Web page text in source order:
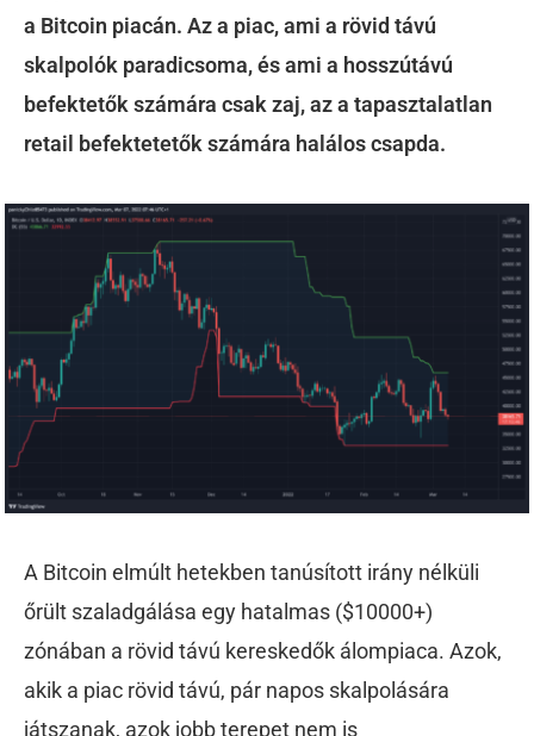
a Bitcoin piacán. Az a piac, ami a rövid távú
skalpolók paradicsoma, és ami a hosszútávú
befektetők számára csak zaj, az a tapasztalatlan
retail befektetetők számára halálos csapda.
A Bitcoin elmúlt hetekben tanúsított irány nélküli
őrült szaladgálása egy hatalmas ($10000+)
zónában a rövid távú kereskedők álompiaca. Azok,
akik a piac rövid távú, pár napos skalpolására
játszanak, azok jobb terepet nem is